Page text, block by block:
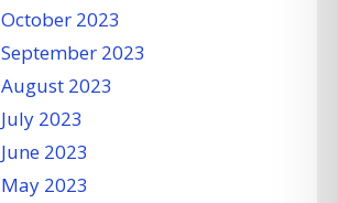
October 2023
September 2023
August 2023
July 2023
June 2023
May 2023